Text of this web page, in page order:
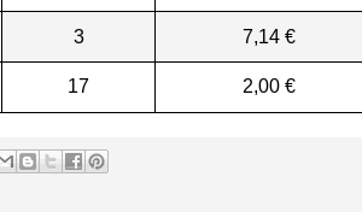
3 7,14 €
17 2,00 €